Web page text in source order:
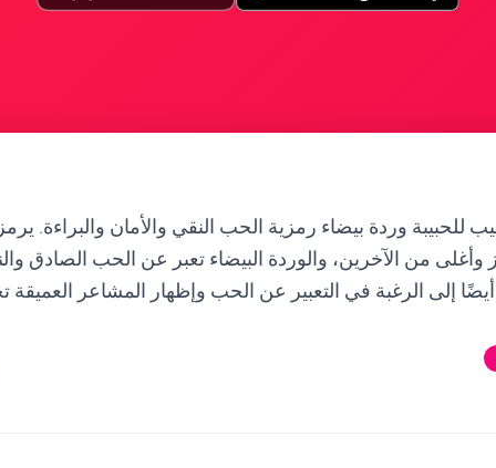
للحبيبة وردة بيضاء رمزية الحب النقي والأمان والبراءة.
وأغلى من الآخرين، والوردة البيضاء تعبر عن الحب الصادق
أيضًا إلى الرغبة في التعبير عن الحب وإظهار المشاعر العميقة